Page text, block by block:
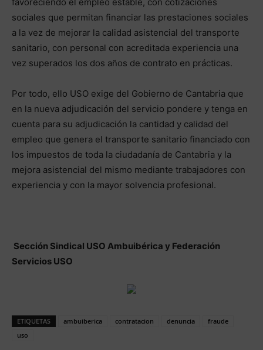
sociales que permitan financiar las prestaciones sociales
a la vez de mejorar la calidad asistencial del transporte
sanitario, con personal con acreditada experiencia una
vez superados los dos años de contrato en prácticas.
Por todo, ello USO exige del Gobierno de Cantabria que
en la nueva adjudicación del servicio pondere y tenga en
cuenta para su adjudicación la cantidad y calidad del
empleo que genera el transporte sanitario financiado con
los impuestos de toda la ciudadanía de Cantabria y la
mejora asistencial del mismo mediante trabajadores con
experiencia y con la mayor solvencia profesional.
Sección Sindical USO Ambuibérica y Federación
Servicios USO
ETIQUETAS ambuiberica contratacion denuncia
fraude
uso